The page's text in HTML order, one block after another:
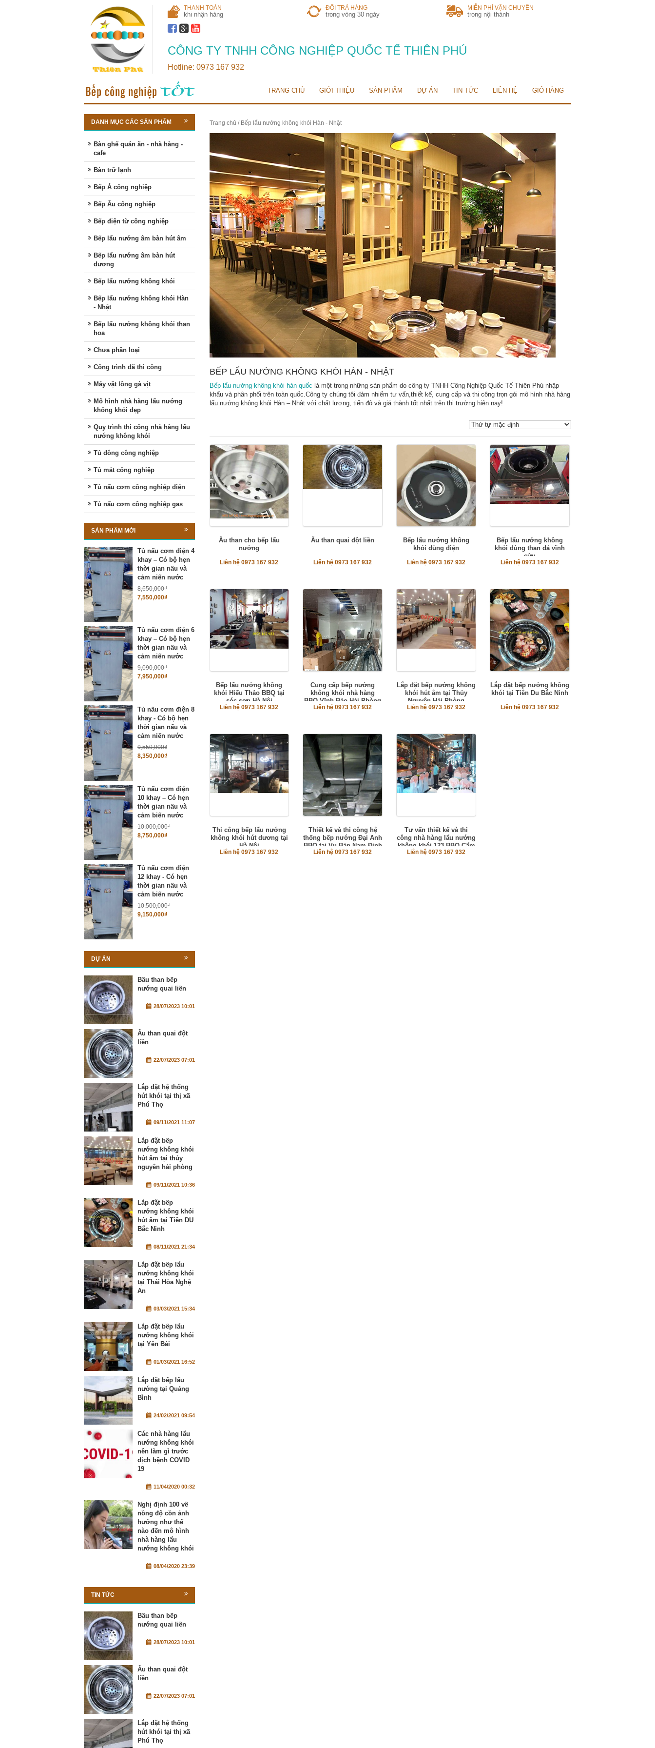
THANH TOÁN
khi nhận hàng
ĐỔI TRẢ HÀNG
trong vòng 30 ngày
MIỄN PHÍ VẬN CHUYỂN
trong nội thành
CÔNG TY TNHH CÔNG NGHIỆP QUỐC TẾ THIÊN PHÚ
Hotline: 0973 167 932
TRANG CHỦ GIỚI THIỆU SẢN PHẨM DỰ ÁN TIN TỨC LIÊN HỆ GIỎ HÀNG
Trang chủ / Bếp lẩu nướng không khói Hàn - Nhật
BẾP LẨU NƯỚNG KHÔNG KHÓI HÀN - NHẬT
Bếp lẩu nướng không khói hàn quốc là một trong những sản phẩm do công ty TNHH Công Nghiệp Quốc Tế Thiên Phú nhập
khẩu và phân phối trên toàn quốc.Công ty chúng tôi đảm nhiểm tư vấn,thiết kế, cung cấp và thi công trọn gói mô hình nhà hàng
lẩu nướng không khói Hàn – Nhật với chất lượng, tiến độ và giá thành tốt nhất trên thị trường hiện nay!
Âu than cho bếp lẩu
nướng
Liên hệ 0973 167 932
Âu than quai đột liền
Liên hệ 0973 167 932
Bếp lẩu nướng không
khói dùng điện
Liên hệ 0973 167 932
Bếp lẩu nướng không
khói dùng than đá vĩnh
cửu
Liên hệ 0973 167 932
Bếp lẩu nướng không
khói Hiếu Thảo BBQ tại
sóc sơn Hà Nội
Liên hệ 0973 167 932
Cung cấp bếp nướng
không khói nhà hàng
BBQ Vĩnh Bảo Hải Phòng
Liên hệ 0973 167 932
Lắp đặt bếp nướng không
khói hút âm tại Thủy
Nguyên Hải Phòng
Liên hệ 0973 167 932
Lắp đặt bếp nướng không
khói tại Tiên Du Bắc Ninh
Liên hệ 0973 167 932
Thi công bếp lẩu nướng
không khói hút dương tại
Hà Nội
Liên hệ 0973 167 932
Thiết kế và thi công hệ
thống bếp nướng Đại Anh
BBQ tại Vụ Bản Nam Định
Liên hệ 0973 167 932
Tư vấn thiết kế và thi
công nhà hàng lẩu nướng
không khói 123 BBQ Cẩm
Giàng Hải Dương
Liên hệ 0973 167 932
DANH MỤC CÁC SẢN PHẨM
Bàn ghế quán ăn - nhà hàng -
cafe
Bàn trữ lạnh
Bếp Á công nghiệp
Bếp Âu công nghiệp
Bếp điện từ công nghiệp
Bếp lẩu nướng âm bàn hút âm
Bếp lẩu nướng âm bàn hút
dương
Bếp lẩu nướng không khói
Bếp lẩu nướng không khói Hàn
- Nhật
Bếp lẩu nướng không khói than
hoa
Chưa phân loại
Công trình đã thi công
Máy vặt lông gà vịt
Mô hình nhà hàng lẩu nướng
không khói đẹp
Quy trình thi công nhà hàng lẩu
nướng không khói
Tủ đông công nghiệp
Tủ mát công nghiệp
Tủ nấu cơm công nghiệp điện
Tủ nấu cơm công nghiệp gas
SẢN PHẨM MỚI
Tủ nấu cơm điện 4
khay – Có bộ hẹn
thời gian nấu và
cảm niến nước
8,650,000₫
7,550,000₫
Tủ nấu cơm điện 6
khay – Có bộ hẹn
thời gian nấu và
cảm niến nước
9,090,000₫
7,950,000₫
Tủ nấu cơm điện 8
khay - Có bộ hẹn
thời gian nấu và
cảm niến nước
9,550,000₫
8,350,000₫
Tủ nấu cơm điện
10 khay – Có hẹn
thời gian nấu và
cảm biến nước
10,000,000₫
8,750,000₫
Tủ nấu cơm điện
12 khay - Có hẹn
thời gian nấu và
cảm biến nước
10,500,000₫
9,150,000₫
DỰ ÁN
Bầu than bếp
nướng quai liền
28/07/2023 10:01
Âu than quai đột
liền
22/07/2023 07:01
Lắp đặt hệ thống
hút khói tại thị xã
Phú Thọ
09/11/2021 11:07
Lắp đặt bếp
nướng không khói
hút âm tại thủy
nguyên hải phòng
09/11/2021 10:36
Lắp đặt bếp
nướng không khói
hút âm tại Tiên DU
Bắc Ninh
08/11/2021 21:34
Lắp đặt bếp lẩu
nướng không khói
tại Thái Hòa Nghệ
An
03/03/2021 15:34
Lắp đặt bếp lẩu
nướng không khói
tại Yên Bái
01/03/2021 16:52
Lắp đặt bếp lẩu
nướng tại Quảng
Bình
24/02/2021 09:54
Các nhà hàng lẩu
nướng không khói
nên làm gì trước
dịch bệnh COVID
19
11/04/2020 00:32
Nghị định 100 về
nồng độ cồn ảnh
hưởng như thế
nào đến mô hình
nhà hàng lẩu
nướng không khói
08/04/2020 23:39
TIN TỨC
Bầu than bếp
nướng quai liền
28/07/2023 10:01
Âu than quai đột
liền
22/07/2023 07:01
Lắp đặt hệ thống
hút khói tại thị xã
Phú Thọ